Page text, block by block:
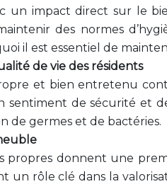
un impact direct sur le
des normes
il est essentiel de
de vie des résidents
et bien entretenu
sentiment de sécurité et
de germes et de bactéries.
propres donnent une
un rôle clé dans la